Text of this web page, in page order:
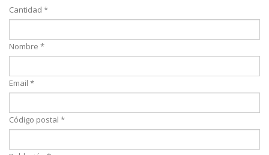
Cantidad *
Nombre *
Email *
Código postal *